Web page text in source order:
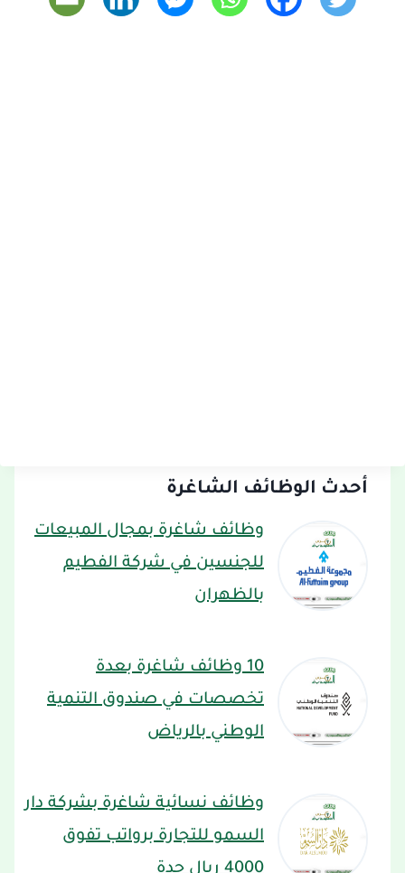
أحدث الوظائف الشاغرة
وظائف شاغرة بمجال المبيعات
للجنسين في شركة الفطيم
بالظهران
10 وظائف شاغرة بعدة
تخصصات في صندوق التنمية
الوطني بالرياض
وظائف نسائية شاغرة بشركة دار
السمو للتجارة برواتب تفوق
4000 ريال جدة